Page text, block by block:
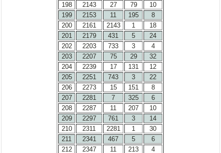
198
2143 27 79
10
199
2153 11 195
8
200
2161 2143 1
18
201
2179 431 5
24
202
2203 733 3
4
203
2207 75 29
32
204
2239 17 131
12
205
2251 743 3
22
206
2273 15 151
8
207
2281 7 325
6
208
2287 11 207
10
209
2297 761 3
14
210
2311 2281 1
30
211
2341 467 5
6
212
2347 11 213
4